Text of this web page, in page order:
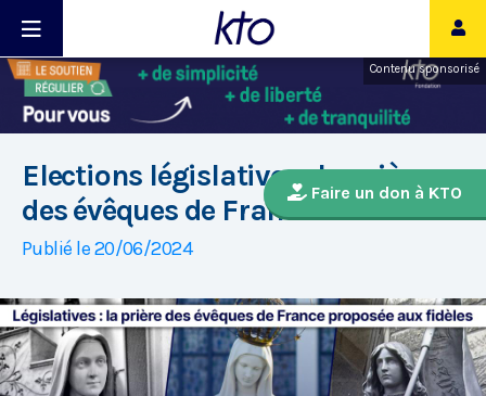
Contenu sponsorisé
Faire un don à KTO
Elections législatives : la prière
des évêques de France
Publié le 20/06/2024